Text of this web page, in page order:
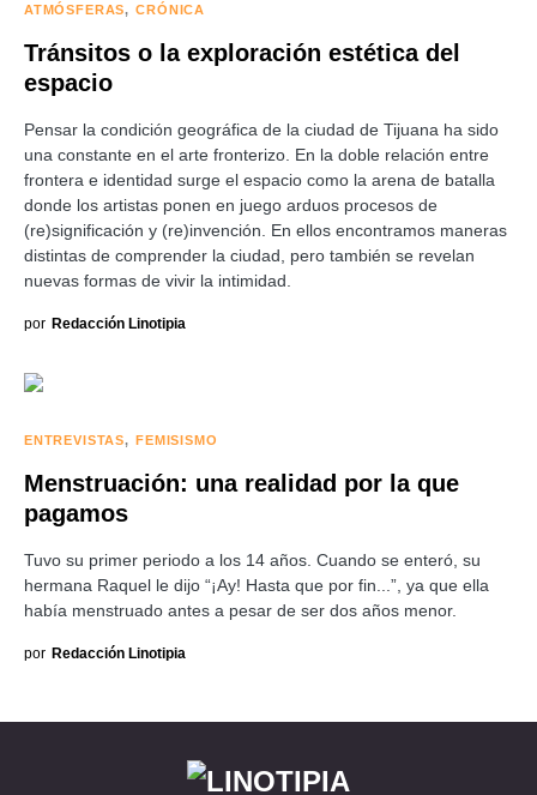
ATMÓSFERAS CRÓNICA
Tránsitos o la exploración estética del
espacio
Pensar la condición geográfica de la ciudad de Tijuana ha sido
una constante en el arte fronterizo. En la doble relación entre
frontera e identidad surge el espacio como la arena de batalla
donde los artistas ponen en juego arduos procesos de
(re)significación y (re)invención. En ellos encontramos maneras
distintas de comprender la ciudad, pero también se revelan
nuevas formas de vivir la intimidad.
por Redacción Linotipia
ENTREVISTAS FEMISISMO
Menstruación: una realidad por la que
pagamos
Tuvo su primer periodo a los 14 años. Cuando se enteró, su
hermana Raquel le dijo “¡Ay! Hasta que por fin...”, ya que ella
había menstruado antes a pesar de ser dos años menor.
por Redacción Linotipia